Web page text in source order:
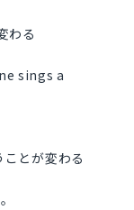
わる
sings a
とが変わる